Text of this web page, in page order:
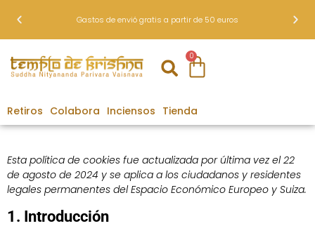
Gastos de envió gratis a partir de 50 euros
0
Retiros Colabora Inciensos Tienda
Esta política de cookies fue actualizada por última vez el 22
de agosto de 2024 y se aplica a los ciudadanos y residentes
legales permanentes del Espacio Económico Europeo y Suiza.
1. Introducción